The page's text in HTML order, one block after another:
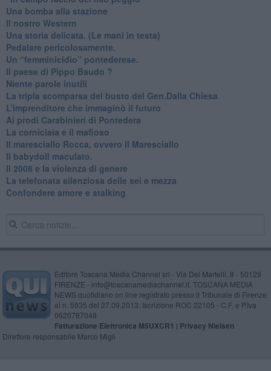
Una bomba alla stazione
Il nostro Western
Una storia delicata. (Le mani in testa)
Pedalare pericolosamente.
Un “femminicidio” pontederese.
Il paese di Pippo Baudo ?
Niente parole inutili
La tripla scomparsa del busto del Gen.Dalla Chiesa
​L’imprenditore che immaginò il futuro
Ai prodi Carabinieri di Pontedera
​La corniciaia e il mafioso
Il maresciallo Rocca, ovvero Il Maresciallo
​Il babydoll maculato.
​Il 2008 e la violenza di genere
La telefonata silenziosa delle sei e mezza
​Confondere amore e stalking
Editore Toscana Media Channel srl - Via Dei Martelli, 8 - 50129
FIRENZE - info@toscanamediachannel.it. TOSCANA MEDIA
NEWS quotidiano on line registrato presso il Tribunale di Firenze
al n. 5935 del 27.09.2013. Iscrizione ROC 22105 - C.F. e P.Iva
0620787048
Fatturazione Elettronica M5UXCR1 | Privacy Nielsen
Direttore responsabile Marco Migli